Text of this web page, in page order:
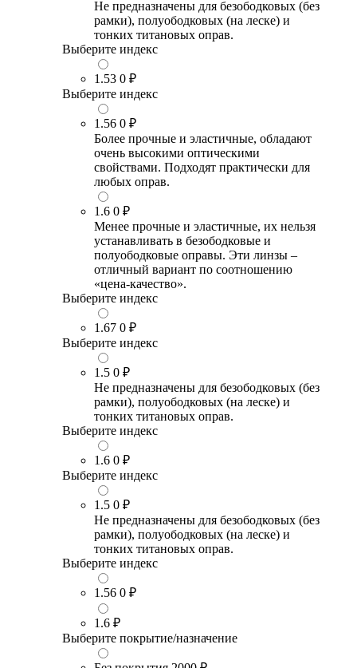
Не предназначены для безободковых (без
рамки), полуободковых (на леске) и
тонких титановых оправ.
Выберите индекс
1.53 0 ₽
Выберите индекс
1.56 0 ₽
Более прочные и эластичные, обладают
очень высокими оптическими
свойствами. Подходят практически для
любых оправ.
1.6 0 ₽
Менее прочные и эластичные, их нельзя
устанавливать в безободковые и
полуободковые оправы. Эти линзы –
отличный вариант по соотношению
«цена-качество».
Выберите индекс
1.67 0 ₽
Выберите индекс
1.5 0 ₽
Не предназначены для безободковых (без
рамки), полуободковых (на леске) и
тонких титановых оправ.
Выберите индекс
1.6 0 ₽
Выберите индекс
1.5 0 ₽
Не предназначены для безободковых (без
рамки), полуободковых (на леске) и
тонких титановых оправ.
Выберите индекс
1.56 0 ₽
1.6 ₽
Выберите покрытие/назначение